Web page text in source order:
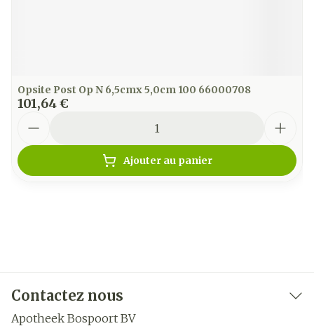
Opsite Post Op N 6,5cmx 5,0cm 100 66000708
101,64 €
Ajouter au panier
Contactez nous
Apotheek Bospoort BV